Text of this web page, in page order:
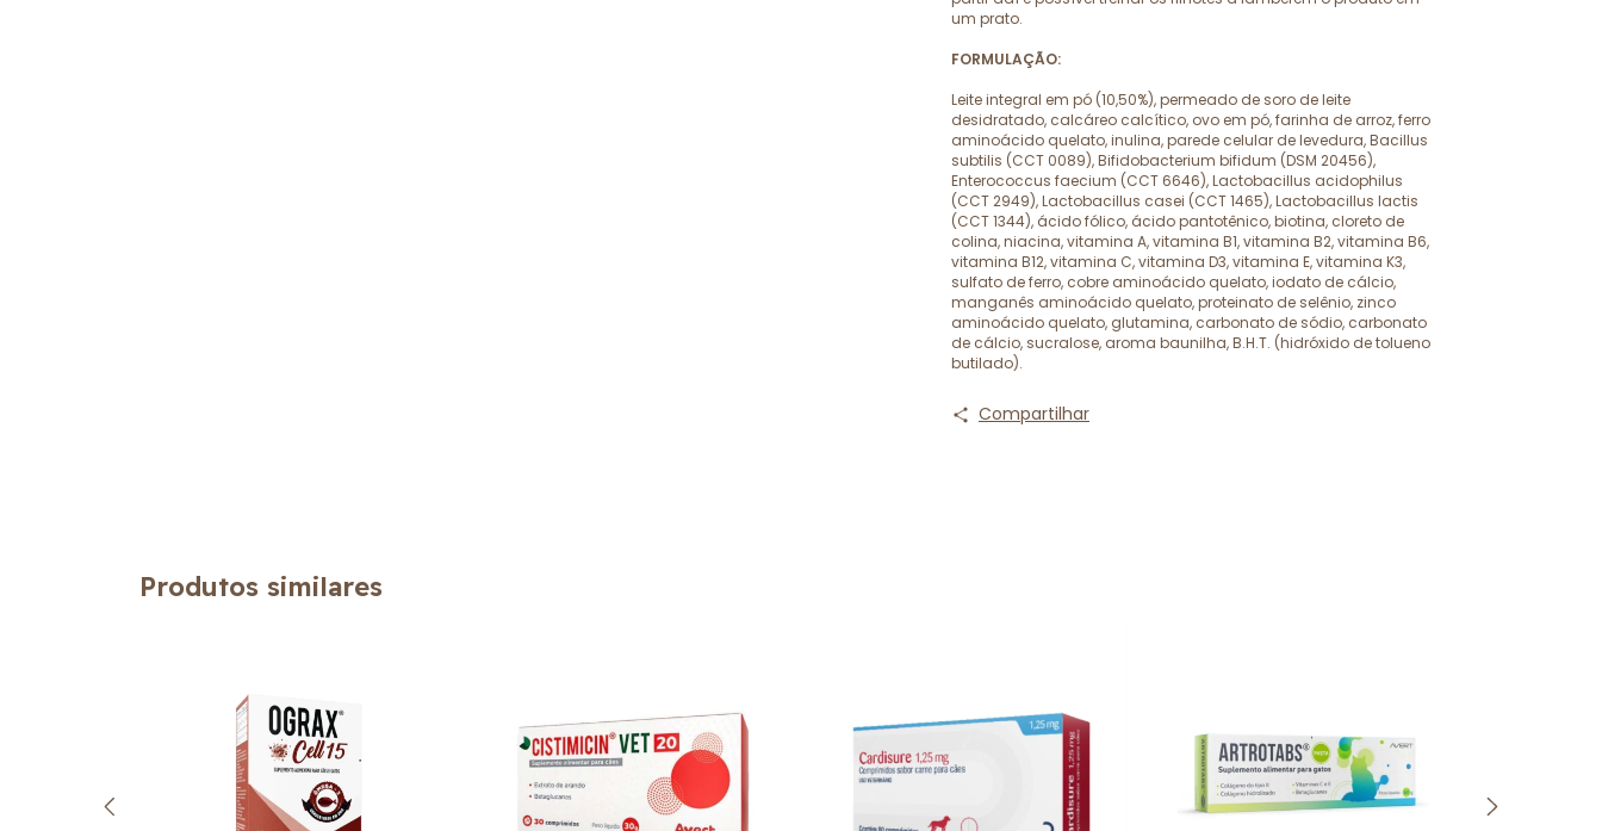
um prato.
FORMULAÇÃO:
Leite integral em pó (10,50%), permeado de soro de leite
desidratado, calcáreo calcítico, ovo em pó, farinha de arroz, ferro
aminoácido quelato, inulina, parede celular de levedura, Bacillus
subtilis (CCT 0089), Bifidobacterium bifidum (DSM 20456),
Enterococcus faecium (CCT 6646), Lactobacillus acidophilus
(CCT 2949), Lactobacillus casei (CCT 1465), Lactobacillus lactis
(CCT 1344), ácido fólico, ácido pantotênico, biotina, cloreto de
colina, niacina, vitamina A, vitamina B1, vitamina B2, vitamina B6,
vitamina B12, vitamina C, vitamina D3, vitamina E, vitamina K3,
sulfato de ferro, cobre aminoácido quelato, iodato de cálcio,
manganês aminoácido quelato, proteinato de selênio, zinco
aminoácido quelato, glutamina, carbonato de sódio, carbonato
de cálcio, sucralose, aroma baunilha, B.H.T. (hidróxido de tolueno
butilado).
Compartilhar
Produtos similares